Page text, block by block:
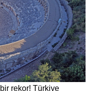
rekor! Türkiye